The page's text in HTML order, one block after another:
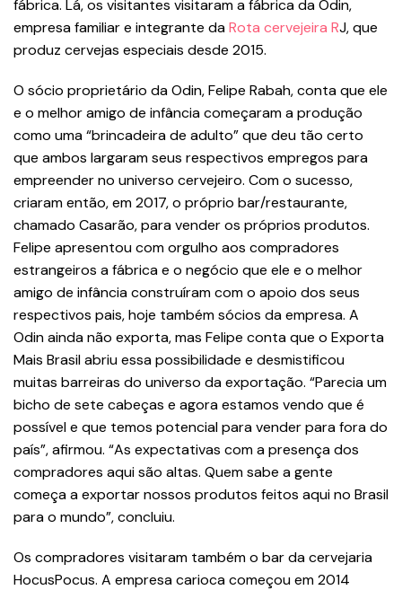
fábrica. Lá, os visitantes visitaram a fábrica da Odin,
empresa familiar e integrante daRota cervejeira RJ, que
produz cervejas especiais desde 2015.
O sócio proprietário da Odin, Felipe Rabah, conta que ele
e o melhor amigo de infância começaram a produção
como uma “brincadeira de adulto” que deu tão certo
que ambos largaram seus respectivos empregos para
empreender no universo cervejeiro. Com o sucesso,
criaram então, em 2017, o próprio bar/restaurante,
chamado Casarão, para vender os próprios produtos.
Felipe apresentou com orgulho aos compradores
estrangeiros a fábrica e o negócio que ele e o melhor
amigo de infância construíram com o apoio dos seus
respectivos pais, hoje também sócios da empresa. A
Odin ainda não exporta, mas Felipe conta que o Exporta
Mais Brasil abriu essa possibilidade e desmistificou
muitas barreiras do universo da exportação. “Parecia um
bicho de sete cabeças e agora estamos vendo que é
possível e que temos potencial para vender para fora do
país”, afirmou. “As expectativas com a presença dos
compradores aqui são altas. Quem sabe a gente
começa a exportar nossos produtos feitos aqui no Brasil
para o mundo”, concluiu.
Os compradores visitaram também o bar da cervejaria
HocusPocus. A empresa carioca começou em 2014